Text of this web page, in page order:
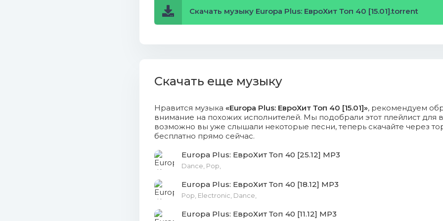
16. Nio Garcia, Nea - DIABLO.mp3 (7.13 Mb)
19. Michael Patrick Kelly - Beautiful Madness.mp3 (7.49 Mb)
20. MARUV - Sad Song.mp3 (7.79 Mb)
21. Usher, Marshmello, Imanbek - Too Much.mp3 (7.23 Mb)
23. Zivert - Многоточия.mp3 (8.71 Mb)
24. Pascal Letoublon, Leony - Friendships (Lost My Love).mp3 (7.77
25. Jonas Brothers Feat. Karol G - X.mp3 (7.87 Mb)
Скачать музыку Europa Plus: ЕвроХит Топ 40 [15.01].torrent
Скачать еще музыку
Нравится музыка «Europa Plus: ЕвроХит Топ 40 [15.01]», рекомендуем
внимание на похожих исполнителей. Мы подобрали этот плейлист для
возможно вы уже слышали некоторые песни, теперь скачайте через
бесплатно прямо сейчас.
Europa Plus: ЕвроХит Топ 40 [25.12] MP3
Dance, Pop,
Europa Plus: ЕвроХит Топ 40 [18.12] MP3
Pop, Electronic, Dance,
Europa Plus: ЕвроХит Топ 40 [11.12] MP3